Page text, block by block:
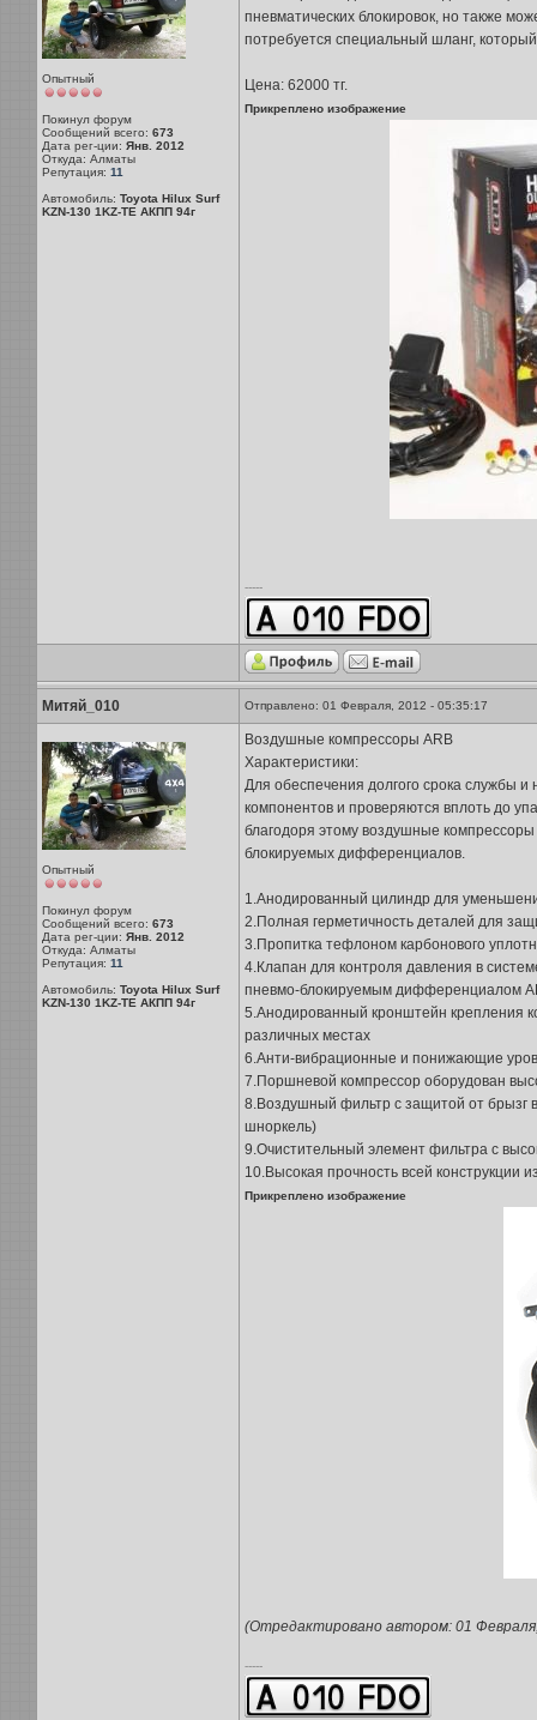
Опытный
Покинул форум
Сообщений всего: 673
Дата рег-ции: Янв. 2012
Откуда: Алматы
Репутация: 11
Автомобиль: Toyota Hilux Surf
KZN-130 1KZ-TE АКПП 94г
пневматических блокировок, но также
потребуется специальный шланг,
Цена: 62000 тг.
Прикреплено изображение
-----
Митяй_010 Отправлено: 01 Февраля, 2012 - 05:35:17
Опытный
Покинул форум
Сообщений всего: 673
Дата рег-ции: Янв. 2012
Откуда: Алматы
Репутация: 11
Автомобиль: Toyota Hilux Surf
KZN-130 1KZ-TE АКПП 94г
Воздушные компрессоры ARB
Характеристики:
Для обеспечения долгого срока службы
компонентов и проверяются вплоть до
благодоря этому воздушные компрессоры
блокируемых дифференциалов.
1.Анодированный цилиндр для
2.Полная герметичность деталей для
3.Пропитка тефлоном карбонового
4.Клапан для контроля давления в
пневмо-блокируемым дифференциалом
5.Анодированный кронштейн крепления
различных местах
6.Анти-вибрационные и понижающие
7.Поршневой компрессор оборудован
8.Воздушный фильтр с защитой от
шноркель)
9.Очистительный элемент фильтра с
10.Высокая прочность всей конструкции
Прикреплено изображение
(Отредактировано автором: 01
-----